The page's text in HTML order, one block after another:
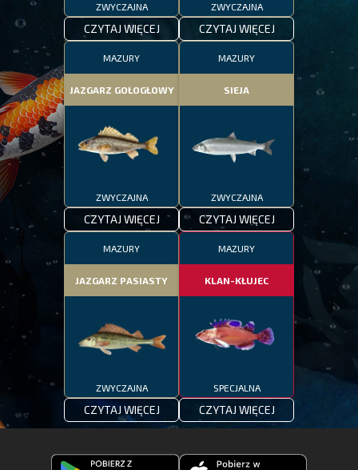
ZWYCZAJNA
CZYTAJ WIĘCEJ
ZWYCZAJNA
CZYTAJ WIĘCEJ
MAZURY
JAZGARZ GOŁOGŁOWY
ZWYCZAJNA
CZYTAJ WIĘCEJ
MAZURY
SIEJA
ZWYCZAJNA
CZYTAJ WIĘCEJ
MAZURY
JAZGARZ PASIASTY
ZWYCZAJNA
CZYTAJ WIĘCEJ
MAZURY
KLAN-KŁUJEC
SPECJALNA
CZYTAJ WIĘCEJ